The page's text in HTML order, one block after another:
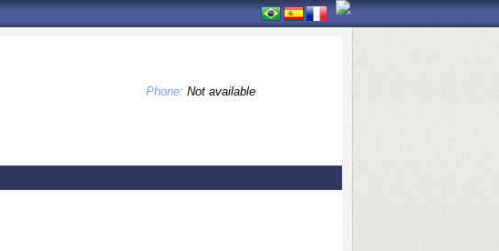
Phone: Not available